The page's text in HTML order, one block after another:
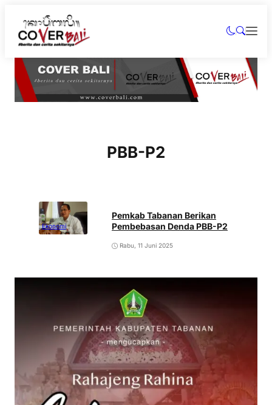
PBB-P2
Ekonomi
Pemkab Tabanan Berikan
Pembebasan Denda PBB-P2
Rabu, 11 Juni 2025